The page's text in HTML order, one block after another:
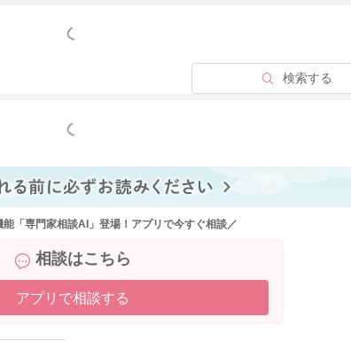
もっと見る
検索する
もっと見る
能「専門家相談AI」登場！アプリで今すぐ相談／
相談はこちら
アプリで相談する